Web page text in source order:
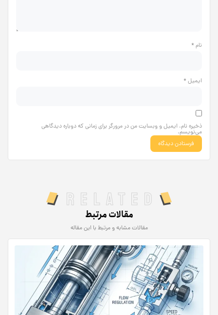
نام *
ایمیل *
ذخیره نام، ایمیل و وبسایت من در مرورگر برای زمانی که دوباره دیدگاهی
می‌نویسم.
Related
مقالات مرتبط
مقالات مشابه و مرتبط با این مقاله